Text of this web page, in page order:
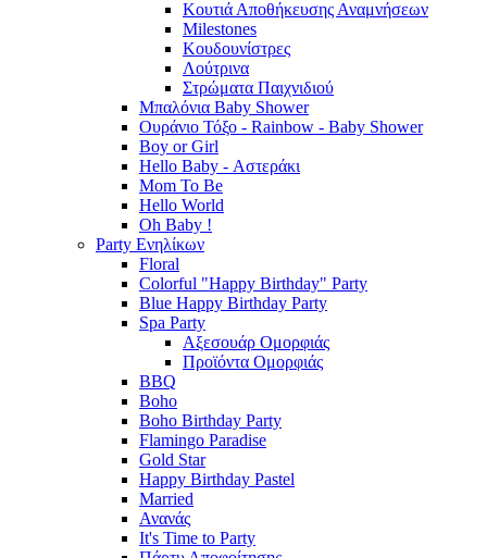
Κουτιά Αποθήκευσης Αναμνήσεων
Milestones
Κουδουνίστρες
Λούτρινα
Στρώματα Παιχνιδιού
Μπαλόνια Baby Shower
Ουράνιο Τόξο - Rainbow - Baby Shower
Boy or Girl
Hello Baby - Αστεράκι
Mom To Be
Hello World
Oh Baby !
Party Ενηλίκων
Floral
Colorful "Happy Birthday" Party
Blue Happy Birthday Party
Spa Party
Αξεσουάρ Ομορφιάς
Προϊόντα Ομορφιάς
BBQ
Boho
Boho Birthday Party
Flamingo Paradise
Gold Star
Happy Birthday Pastel
Married
Ανανάς
It's Time to Party